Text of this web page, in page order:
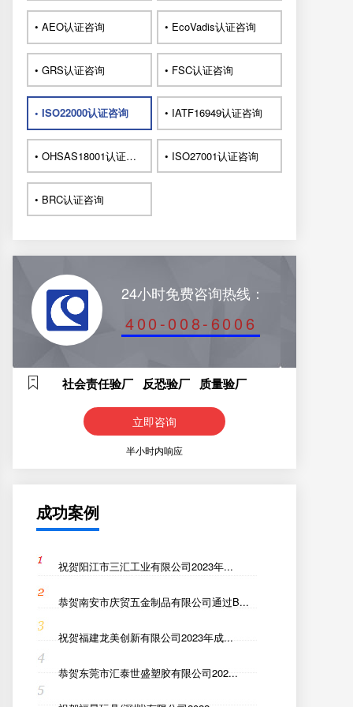
• AEO认证咨询 • EcoVadis认证咨询
• GRS认证咨询 • FSC认证咨询
• ISO22000认证咨询 • IATF16949认证咨询
• OHSAS18001认证咨询 • ISO27001认证咨询
• BRC认证咨询
24小时免费咨询热线：
400-008-6006
社会责任验厂 反恐验厂 质量验厂
立即咨询
半小时内响应
成功案例
祝贺阳江市三汇工业有限公司2023年...
恭贺南安市庆贸五金制品有限公司通过B...
祝贺福建龙美创新有限公司2023年成...
恭贺东莞市汇泰世盛塑胶有限公司202...